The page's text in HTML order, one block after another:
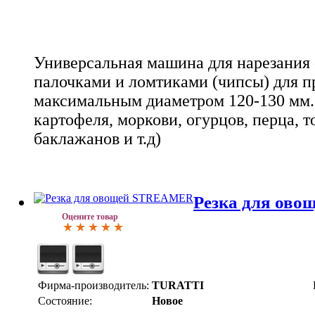
Универсальная машина для
палочками и ломтиками (чипсы) для
максимальным диаметром 120-130
картофеля, моркови, огурцов, перца,
баклажанов и т.д)
Оцените товар
Резка для
Фирма-производитель: TURATTI
Состояние:
Новое